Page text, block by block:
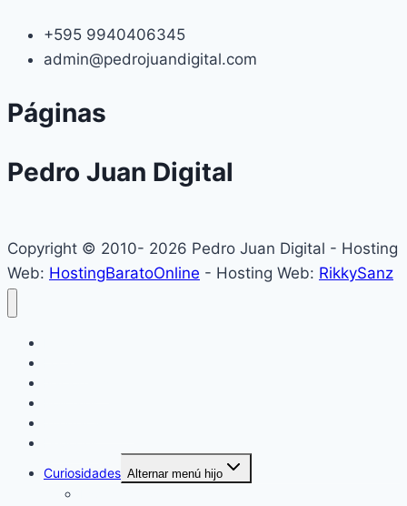
+595 9940406345
admin@pedrojuandigital.com
Páginas
Pedro Juan Digital
Copyright © 2010- 2026 Pedro Juan Digital - Hosting
Web: HostingBaratoOnline - Hosting Web: RikkySanz
Curiosidades Alternar menú hijo